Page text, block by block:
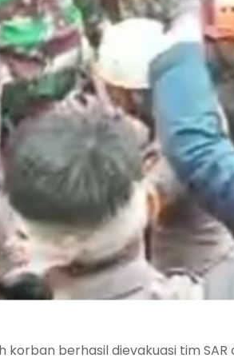
korban berhasil dievakuasi tim